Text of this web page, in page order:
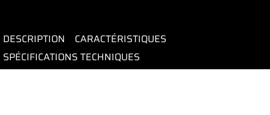
DESCRIPTION
CARACTÉRISTIQUES
SPÉCIFICATIONS TECHNIQUES